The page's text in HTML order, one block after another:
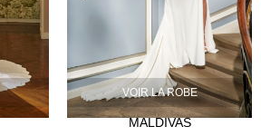
VOIR LA ROBE
MALDIVAS